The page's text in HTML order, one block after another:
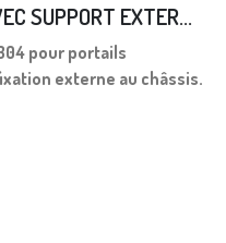
ROUE D80 INOX AISI 304 AVEC SUPPORT EXTERNE GORGE U Rayon 10 mm.
pour portails
externe au châssis.